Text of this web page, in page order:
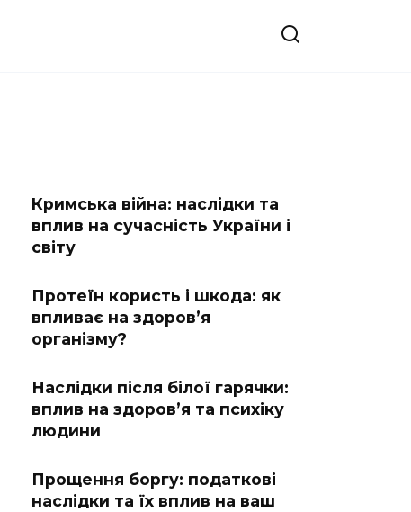
Кримська війна: наслідки та
вплив на сучасність України і
світу
Протеїн користь і шкода: як
впливає на здоров’я
організму?
Наслідки після білої гарячки:
вплив на здоров’я та психіку
людини
Прощення боргу: податкові
наслідки та їх вплив на ваш